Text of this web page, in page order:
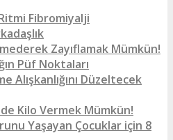
Fibromiyalji
Zayıflamak Mümkün!
Püf Noktaları
Alışkanlığını Düzeltecek
Kilo Vermek Mümkün!
Yaşayan Çocuklar için 8